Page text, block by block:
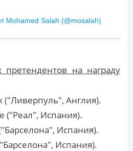
Mohamed Salah (@mosalah)
на награду
("Ливерпуль", Англия).
("Реал", Испания).
Испания).
Испания).